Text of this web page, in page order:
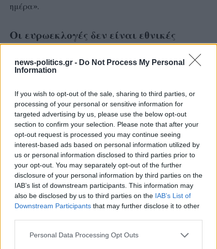
news-politics.gr - Do Not Process My Personal
Information
If you wish to opt-out of the sale, sharing to third parties, or
processing of your personal or sensitive information for
targeted advertising by us, please use the below opt-out
section to confirm your selection. Please note that after your
opt-out request is processed you may continue seeing
interest-based ads based on personal information utilized by
us or personal information disclosed to third parties prior to
your opt-out. You may separately opt-out of the further
disclosure of your personal information by third parties on the
IAB’s list of downstream participants. This information may
also be disclosed by us to third parties on the IAB’s List of
Downstream Participants that may further disclose it to other
Personal Data Processing Opt Outs
ημέρα».
Οι ευρωεκλογές δεν είναι εθνικές
«Θέλω το καλύτερο δυνατό αποτέλεσμα. Οι
εκλογές. Το μέτρο σύγκρισης είναι οι προηγούμενες.
Έχουμε ένα μειονέκτημα και ένα πλεονέκτημα. Η
κινητοποίηση του κόσμου είναι πιο μικρή αλλά
μπορούμε να μιλήσουμε πιο ξεκάθαρα. Από τη στιγμή
που και οι αντίπαλοί μας αναγνωρίζουν τη
διαφορετικότητα, έτσι θα μετρήσουν και εκείνοι»
είπε.
Ενώ αποσαφήνισε: «Ήδη ακούω όλα αυτά, αλλά είναι
παράδοξο να ζητάει κανείς εκλογές με 17%. Εμένα
αυτό δεν με αφορά. Θα σεβαστούμε ό,τι αποφασίσει